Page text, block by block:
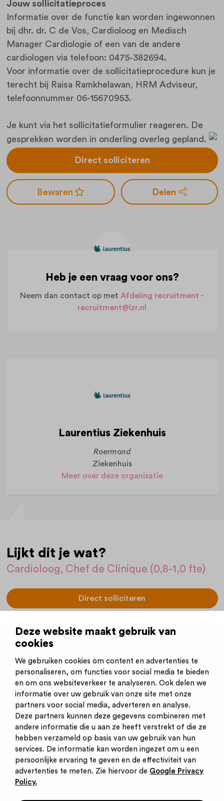
Deze website maakt gebruik van
cookies
We gebruiken cookies om content en advertenties te
personaliseren, om functies voor social media te bieden
en om ons websiteverkeer te analyseren. Ook delen we
informatie over uw gebruik van onze site met onze
partners voor social media, adverteren en analyse.
Deze partners kunnen deze gegevens combineren met
andere informatie die u aan ze heeft verstrekt of die ze
hebben verzameld op basis van uw gebruik van hun
services. De informatie kan worden ingezet om u een
persoonlijke ervaring te geven en de effectiviteit van
advertenties te meten. Zie hiervoor de Google Privacy
Policy.
Jouw sollicitatieproces
Informatie over de functie kan worden ingewonnen
bij dhr. dr. C de Vos, Cardioloog en Medisch
Manager Cardiologie of een van de andere
cardiologen via telefoon: 0475-382694.
Voor informatie over de sollicitatieprocedure kun je
terecht bij Raisa Ramkhelawan, HRM Adviseur,
telefoonnummer 06-15670953.
Je kunt via het sollicitatieformulier reageren. De
gesprekken worden in onderling overleg gepland.
Direct solliciteren
Delen
Heb je een vraag voor ons?
Neem dan contact op met Afdeling recruitment -
recruitment@lzr.nl
Laurentius Ziekenhuis
Roermond
Ziekenhuis
Meer over deze organisatie
Lijkt dit je wat?
Cardioloog, Chef de Clinique (0,8-1,0 fte)
Direct solliciteren
Vacaturenummer: 3634621
(Handig om bij de hand te houden.)
Plaatsingsdatum:03-06-2026
Sluitingsdatum: 31-08-2026
Inschrijven nieuwsbrief
Inloggen
Contact
Privacy statement